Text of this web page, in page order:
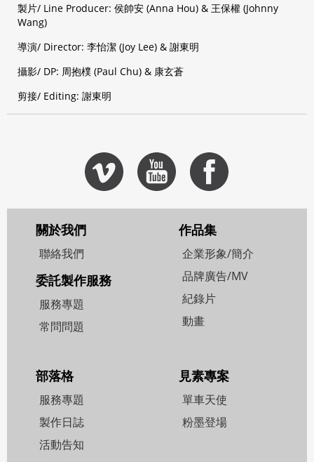
製片/ Line Producer: 侯帥安 (Anna Hou) & 王保權 (Johnny
Wang)
導演/ Director: 李怡潔 (Joy Lee) & 謝東明
攝影/ DP: 周抱樸 (Paul Chu) & 康玄蒼
剪接/ Editing: 謝東明
關於我們
聯絡我們
委託製作服務
服務專題
常問問題
作品集
企業形象/簡介
品牌廣告/MV
紀錄片
動畫
部落格
服務專題
製作日誌
活動告知
見素專案
單車天使
粉墨登場